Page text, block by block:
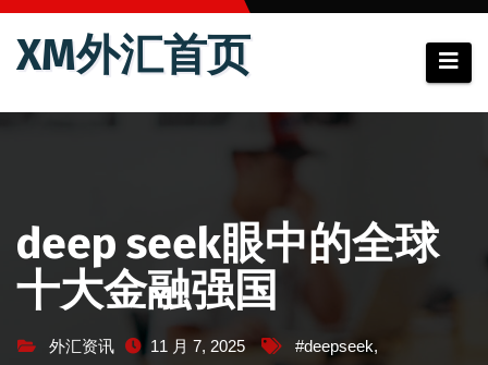
跳
XM外汇首页
deep seek眼中的全球
十大金融强国
外汇资讯 11 月 7, 2025 #deepseek,